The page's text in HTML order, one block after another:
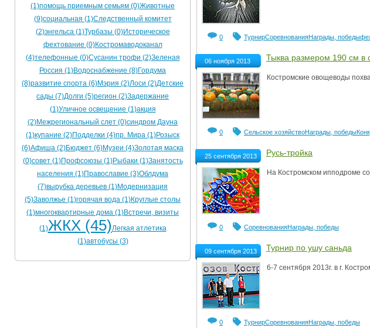
0 ТурнирСоревнованияНаграды, победы
06 ноября 2013 Тыква размером 190 см в
Костромские овощеводы
0 Сельское хозяйствоНаграды, победы
25 сентября 2013 Русь-тройка
На Костромском ипподроме
0 СоревнованияНаграды, победы
09 сентября 2013 Турнир по ушу саньда
6-7 сентября 2013г. в г.
0 ТурнирСоревнованияНаграды, победы
(1)помощь приемным семьям (0)Животные
(9)социальная (1)Следственный комитет
(2)энгельса (1)Турбазы (0)Историческое
фехтование (0)Костромаводоканал
(4)телефонные (0)Сусанин трофи (2)Зеленая
Россия (1)Водоснабжение (8)Гордума
(8)развитие спорта (6)Мэрия (2)Лоси (2)Детские
сады (7)Долги (5)регион (2)Задержание
(1)Уличное освещение (1)акция
(2)Межрегиональный слет (0)синдром Дауна
(1)купание (2)Подделки (4)пр. Мира (1)Розыск
(6)Афиша (2)Бюджет (6)Музеи (4)Золотая маска
(0)совет (1)Профсоюзы (1)Рыбаки (1)Занятость
населения (1)Православие (3)Облдума
(7)вырубка деревьев (1)Модернизация
(5)Заволжье (1)горячая вода (1)Круглые столы
(1)многоквартирные дома (1)Встречи, визиты
(1)ЖКХ (45)Легкая атлетика
(1)автобусы (3)